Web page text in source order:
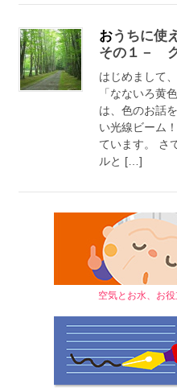
おうちに使えるカラーあれこれ －
その１－
はじめまして
「なないろ黄
は、色のお話
い光線ビーム
ています。 さ
ルと […]
空気とお水、お